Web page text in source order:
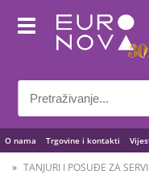
O nama Trgovine i kontakti
TANJURI I POSUĐE ZA